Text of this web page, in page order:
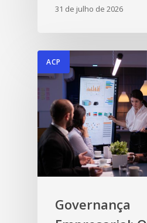
31 de julho de 2026
ACP
Governança